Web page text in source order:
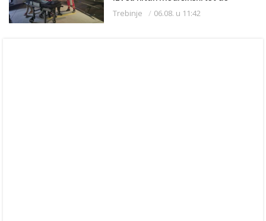
Beograda
Trebinje 06.08. u 11:42